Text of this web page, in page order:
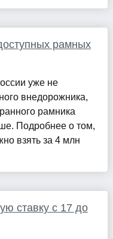
рамных
уже не
внедорожника,
рамника
Подробнее о том,
взять за 4 млн
ставку с 17 до